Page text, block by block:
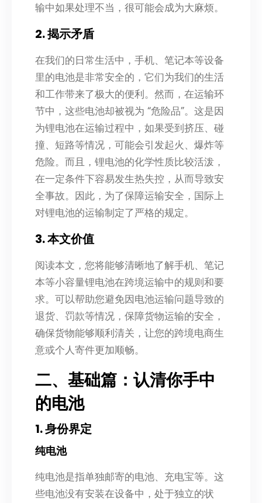
输中如果处理不当，很可能会成为大麻烦。
2. 揭示矛盾
在我们的日常生活中，手机、笔记本等设备
里的电池是非常安全的，它们为我们的生活
和工作带来了极大的便利。然而，在运输环
节中，这些电池却被视为 “危险品”。这是因
为锂电池在运输过程中，如果受到挤压、碰
撞、短路等情况，可能会引发起火、爆炸等
危险。而且，锂电池的化学性质比较活泼，
在一定条件下容易发生热失控，从而导致安
全事故。因此，为了保障运输安全，国际上
对锂电池的运输制定了严格的规定。
3. 本文价值
阅读本文，您将能够清晰地了解手机、笔记
本等小容量锂电池在跨境运输中的规则和要
求。可以帮助您避免因电池运输问题导致的
退货、罚款等情况，保障货物运输的安全，
确保货物能够顺利清关，让您的跨境电商生
意或个人寄件更加顺畅。
二、基础篇：认清你手中
的电池
1. 身份界定
纯电池
纯电池是指单独邮寄的电池、充电宝等。这
些电池没有安装在设备中，处于独立的状